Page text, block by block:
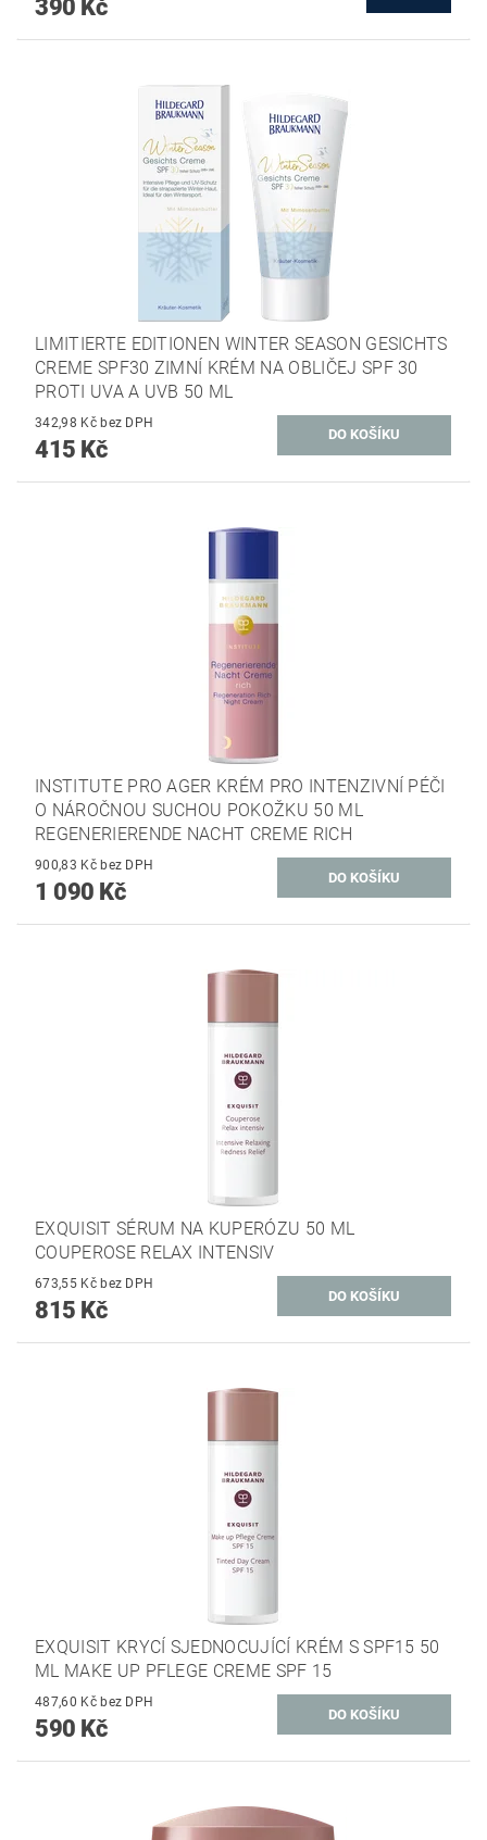
390 Kč
LIMITIERTE EDITIONEN WINTER SEASON GESICHTS
CREME SPF30 ZIMNÍ KRÉM NA OBLIČEJ SPF 30
PROTI UVA A UVB 50 ML
342,98 Kč bez DPH
415 Kč
INSTITUTE PRO AGER KRÉM PRO INTENZIVNÍ PÉČI
O NÁROČNOU SUCHOU POKOŽKU 50 ML
REGENERIERENDE NACHT CREME RICH
900,83 Kč bez DPH
1 090 Kč
EXQUISIT SÉRUM NA KUPERÓZU 50 ML
COUPEROSE RELAX INTENSIV
673,55 Kč bez DPH
815 Kč
EXQUISIT KRYCÍ SJEDNOCUJÍCÍ KRÉM S SPF15 50
ML MAKE UP PFLEGE CREME SPF 15
487,60 Kč bez DPH
590 Kč